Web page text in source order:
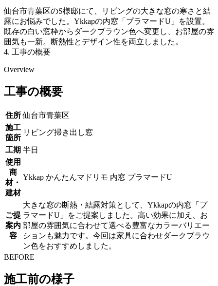
仙台市青葉区のS様邸にて、リビングの大きな窓の寒さと結
露にお悩みでした。Ykkapの内窓「プラマードU」を設置。
既存の白い窓枠からダークブラウン色へ変更し、お部屋の雰
囲気も一新。断熱性とデザイン性を両立しました。
4. 工事の概要
Overview
工事の概要
住所 仙台市青葉区
施工
箇所
リビング掃き出し窓
工期 半日
使用
商
材・
建材
Ykkap かんたんマドリモ 内窓 プラマードU
ご提
案内
容
大きな窓の断熱・結露対策として、Ykkapの内窓「プ
ラマードU」をご提案しました。高い効果に加え、お
部屋の雰囲気に合わせて選べる豊富なカラーバリエー
ションも魅力です。今回は家具に合わせダークブラウ
ン色をおすすめしました。
BEFORE
施工前の様子